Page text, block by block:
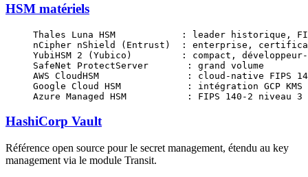
HSM matériels
Thales Luna HSM            : leader historique,
nCipher nShield (Entrust)  : enterprise,
YubiHSM 2 (Yubico)         : compact,
SafeNet ProtectServer       : grand volume
AWS CloudHSM                : cloud-native FIPS
Google Cloud HSM            : intégration GCP KMS
Azure Managed HSM           : FIPS 140-2 niveau 3
HashiCorp Vault
Référence open source pour le secret management, étendu au key
management via le module Transit.